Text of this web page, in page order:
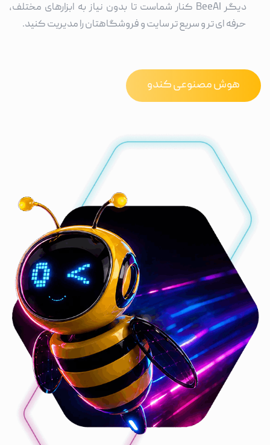
دیگر BeeAI کنار شماست تا بدون نیاز به ابزارهای مختلف،
حرفه ای تر و سریع تر سایت و فروشگاهتان را مدیریت کنید.
هوش مصنوعی کندو